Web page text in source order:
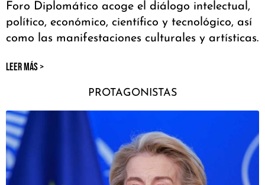
Foro Diplomático acoge el diálogo intelectual,
político, económico, científico y tecnológico, así
como las manifestaciones culturales y artísticas.
LEER MÁS >
PROTAGONISTAS